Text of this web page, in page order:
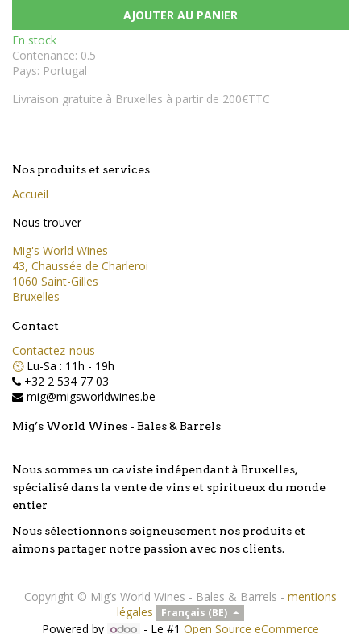
AJOUTER AU PANIER
En stock
Contenance: 0.5
Pays: Portugal
Livraison gratuite à Bruxelles à partir de 200€TTC
Nos produits et services
Accueil
Nous trouver
Mig's World Wines
43, Chaussée de Charleroi
1060 Saint-Gilles
Bruxelles
Contact
Contactez-nous
⏲️ Lu-Sa : 11h - 19h
+32 2 534 77 03
mig@migsworldwines.be
Mig’s World Wines - Bales & Barrels
Nous sommes un caviste indépendant à Bruxelles,
spécialisé dans la vente de vins et spiritueux du monde
entier
Nous sélectionnons soigneusement nos produits et
aimons partager notre passion avec nos clients.
Copyright © Mig’s World Wines - Bales & Barrels - mentions
légales
Français (BE)
Powered by - Le #1 Open Source eCommerce